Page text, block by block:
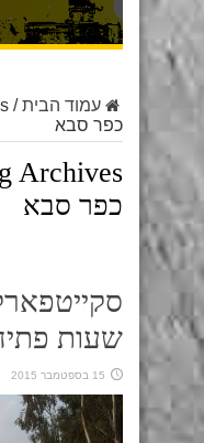
עמוד הבית/
כפר סבא
Archives:
כפר סבא
שעות
15 בספטמבר 2015